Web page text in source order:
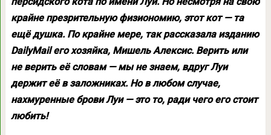
крайне презрительную физиономию, этот кот — та
ещё душка. По крайне мере, так рассказала изданию
DailyMail его хозяйка, Мишель Алексис. Верить или
не верить её словам — мы не знаем, вдруг Луи
держит её в заложниках. Но в любом случае,
нахмуренные брови Луи — это то, ради чего его стоит
любить!